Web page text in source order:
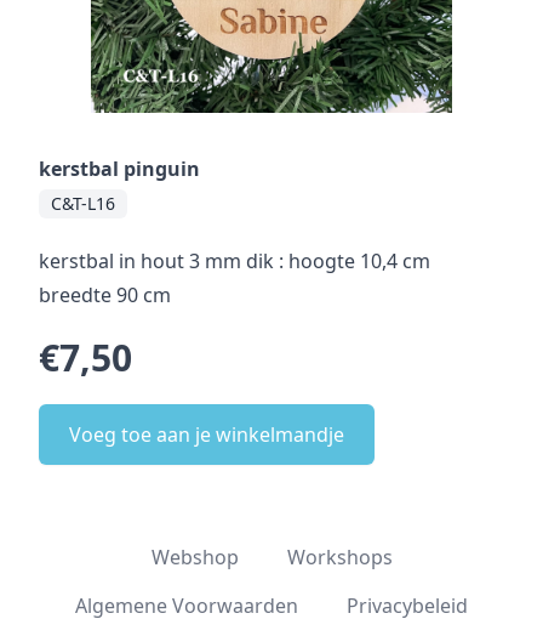
kerstbal pinguin
C&T-L16
kerstbal in hout 3 mm dik : hoogte 10,4 cm
breedte 90 cm
€7,50
Voeg toe aan je winkelmandje
Webshop
Workshops
Algemene Voorwaarden
Privacybeleid